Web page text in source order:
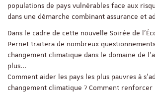
populations de pays vulnérables face aux
dans une démarche combinant assurance et
Dans le cadre de cette nouvelle Soirée de
Pernet traitera de nombreux
changement climatique dans le domaine de
plus...
Comment aider les pays les plus pauvres à
changement climatique ? Comment